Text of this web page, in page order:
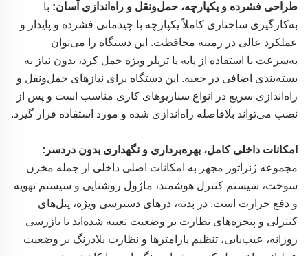
طراحی فشرده و یکپارچه، حمل‌ونقل و راه‌اندازی آسان: با
به‌کارگیری ساختاری کاملاً یکپارچه با چیدمانی فشرده و پایدار و
عملکرد عالی در زمینه محافظت. این دستگاه را می‌توان
به‌سرعت با استفاده از پایه یا تریلر ویژه حمل کرد، بدون نیاز به
بسته‌بندی اضافی در جعبه. این دستگاه برای نیازهای حمل‌ونقل و
راه‌اندازی سریع در انواع سناریوهای کاری مناسب است و پس از
نصب می‌تواند بلافاصله راه‌اندازی شده و مورد استفاده قرار گیرد.
امکانات داخلی کامل، بهره‌برداری و نگهداری بدون دردسر:
مجموعه ژنراتور مجهز به امکانات اصلی داخلی از جمله مخزن
سوخت، سیستم کنترل هوشمند، ماژول روشنایی و سیستم تهویه
و دفع حرارت است. در بدنه، درهای دسترسی ویژه، پنل‌های
کنترلی و پنجره‌های نظارت بر وضعیت تعبیه شده‌اند تا بازرسی
روزانه، عیب‌یابی، تنظیم پارامترها و نظارت بلادرنگ بر وضعیت